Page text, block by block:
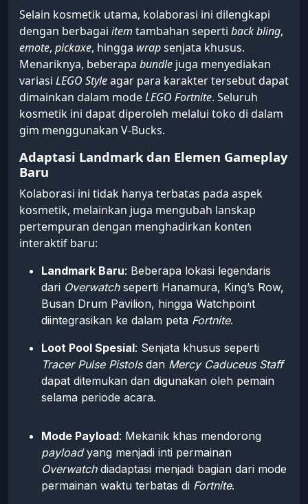
Selain kosmetik utama, kolaborasi ini dilengkapi
dengan berbagai item tambahan seperti back bling,
emote, pickaxe, hingga wrapsenjata khusus.
Menariknya, beberapa bundle juga menyediakan
variasi LEGO Styleagar para karakter tersebut dapat
dimainkan dalam modeLEGO Fortnite. Seluruh
kosmetik ini dapat diperoleh melalui toko di dalam
gim menggunakan V-Bucks.
Adaptasi Landmark dan Elemen Gameplay
Baru
Kolaborasi ini tidak hanya terbatas pada aspek
kosmetik, melainkan juga mengubah lanskap
pertempuran dengan menghadirkan konten
interaktif baru:
Landmark Baru: Beberapa lokasi legendaris
dari Overwatchseperti Hanamura, King’s Row,
Busan Drum Pavilion, hingga Watchpoint
diintegrasikan ke dalam peta Fortnite.
Loot Pool Spesial: Senjata khusus seperti
Tracer Pulse Pistolsdan Mercy Caduceus Staff
dapat ditemukan dan digunakan oleh pemain
selama periode acara.
Mode Payload: Mekanik khas mendorong
payloadyang menjadi inti permainan
Overwatchdiadaptasi menjadi bagian dari mode
permainan waktu terbatas di Fortnite.